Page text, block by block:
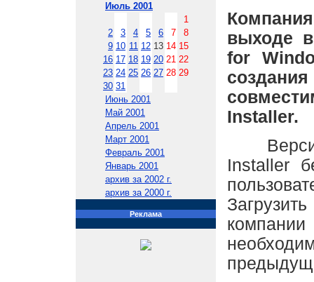
Июль 2001
1
2
3 4 5 6 7
8
9 10 11 12 13 14 15
16 17 18 19 20 21 22
23 24 25 26 27 28 29
30 31
Июнь 2001
Май 2001
Апрель 2001
Март 2001
Февраль 2001
Январь 2001
архив за 2002 г.
архив за 2000 г.
Реклама
выходе
for
Installer.
Версия
Installer